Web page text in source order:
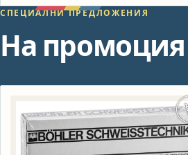
СПЕЦИАЛНИ ПРЕДЛОЖЕНИЯ
На промоция